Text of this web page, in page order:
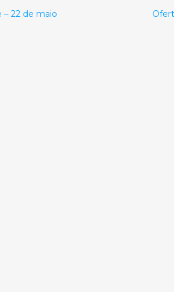
22 de maio